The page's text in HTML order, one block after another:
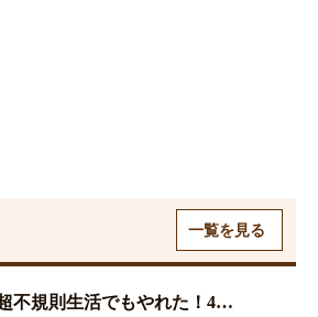
一覧を見る
不規則生活でもやれた！4…